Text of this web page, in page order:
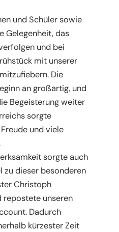
und Schüler sowie
Gelegenheit, das
und bei
mit unserer
Die
an großartig, und
Begeisterung weiter
sorgte
und viele
sorgte auch
zu dieser besonderen
Christoph
repostete unseren
Dadurch
kürzester Zeit